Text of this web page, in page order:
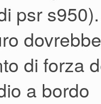
psr s950).
di forza
a bordo